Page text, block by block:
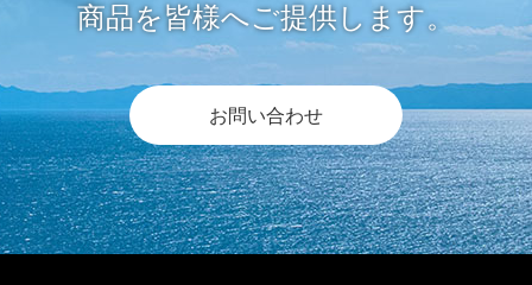
商品を皆様へご提供します。
お問い合わせ